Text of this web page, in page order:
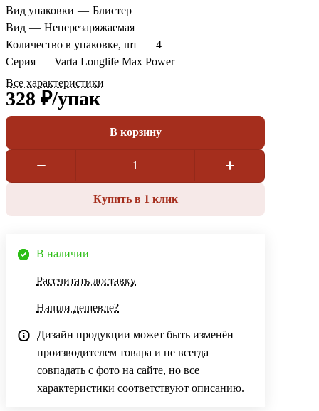
Вид упаковки — Блистер
Вид — Неперезаряжаемая
Количество в упаковке, шт — 4
Серия — Varta Longlife Max Power
Все характеристики
328 ₽/упак
В корзину
Купить в 1 клик
В наличии
Рассчитать доставку
Нашли дешевле?
Дизайн продукции может быть изменён
производителем товара и не всегда
совпадать с фото на сайте, но все
характеристики соответствуют описанию.